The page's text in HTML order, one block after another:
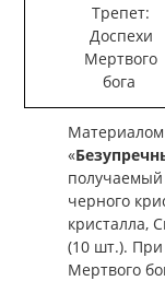
Трепет:
Доспехи
Мертвого
бога
Материалом
«
получаемый
черного
кристалла,
(10 шт.).
Мертвого